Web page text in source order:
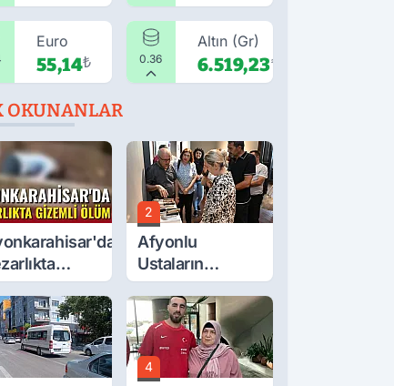
Euro
55,14₺ 0.36
Altın (Gr)
6.519,23₺
OKUNANLAR
Ölüm
2
Afyonlu
Ustaların
Eserleri
Görücüye Çıktı
4